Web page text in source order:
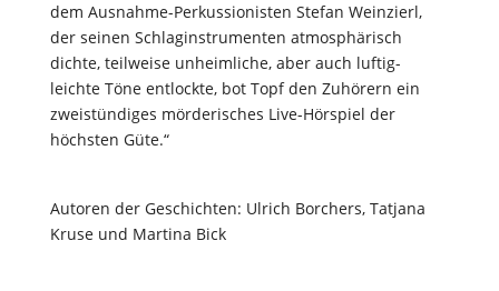
dem Ausnahme-Perkussionisten Stefan Weinzierl,
der seinen Schlaginstrumenten atmosphärisch
dichte, teilweise unheimliche, aber auch luftig-
leichte Töne entlockte, bot Topf den Zuhörern ein
zweistündiges mörderisches Live-Hörspiel der
höchsten Güte.“
Autoren der Geschichten: Ulrich Borchers, Tatjana
Kruse und Martina Bick